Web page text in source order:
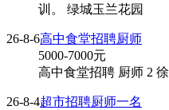
训。 绿城玉兰花园
26-8-6高中食堂招聘厨师
5000-7000元
高中食堂招聘 厨师 2
26-8-4超市招聘厨师一名